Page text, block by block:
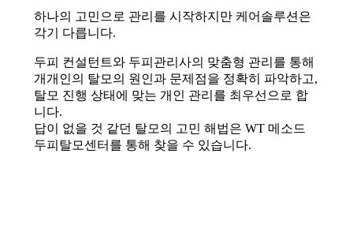
하나의 고민으로 관리를 시작하지만 케어솔루션은
각기 다릅니다.
두피 컨설턴트와 두피관리사의 맞춤형 관리를 통해
개개인의 탈모의 원인과 문제점을 정확히 파악하고,
탈모 진행 상태에 맞는 개인 관리를 최우선으로 합
니다.
답이 없을 것 같던 탈모의 고민 해법은 WT 메소드
두피탈모센터를 통해 찾을 수 있습니다.